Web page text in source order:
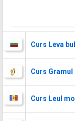
Curs Leva
Curs Gramul
Curs Leul